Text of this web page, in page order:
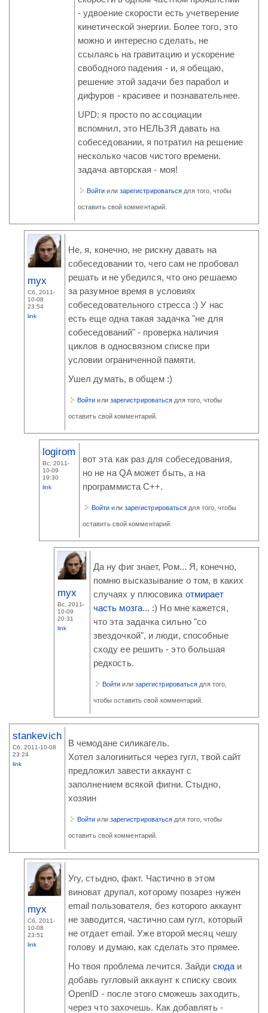
- удвоение скорости есть учетверение
кинетической энергии. Более того, это
можно и интересно сделать, не
ссылаясь на гравитацию и ускорение
свободного падения - и, я обещаю,
решение этой задачи без парабол и
дифуров - красивее и познавательнее.
UPD: я просто по ассоциации
вспомнил, это НЕЛЬЗЯ давать на
собеседовании, я потратил на решение
несколько часов чистого времени.
задача авторская - моя!
Войти или зарегистрироваться для того, чтобы
оставить свой комментарий.
myx
Сб, 2011-
10-08
23:54
link
Не, я, конечно, не рискну давать на
собеседовании то, чего сам не пробовал
решать и не убедился, что оно решаемо
за разумное время в условиях
собеседовательного стресса :) У нас
есть еще одна такая задачка "не для
собеседований" - проверка наличия
циклов в односвязном списке при
условии ограниченной памяти.
Ушел думать, в общем :)
Войти или зарегистрироваться для того, чтобы
оставить свой комментарий.
logirom
Вс, 2011-
10-09
19:30
link
вот эта как раз для собеседования,
но не на QA может быть, а на
программиста C++.
Войти или зарегистрироваться для того, чтобы
оставить свой комментарий.
myx
Вс, 2011-
10-09
20:31
link
Да ну фиг знает, Ром... Я, конечно,
помню высказывание о том, в каких
случаях у плюсовика отмирает
часть мозга... :) Но мне кажется,
что эта задачка сильно "со
звездочкой", и люди, способные
сходу ее решить - это большая
редкость.
Войти или зарегистрироваться для того,
чтобы оставить свой комментарий.
stankevich
Сб, 2011-10-08
23:24
link
В чемодане силикагель.
Хотел залогиниться через гугл, твой сайт
предложил завести аккаунт с
заполнением всякой фигни. Стыдно,
хозяин
Войти или зарегистрироваться для того, чтобы
оставить свой комментарий.
myx
Сб, 2011-
10-08
23:51
link
Угу, стыдно, факт. Частично в этом
виноват друпал, которому позарез нужен
email пользователя, без которого аккаунт
не заводится, частично сам гугл, который
не отдает email. Уже второй месяц чешу
голову и думаю, как сделать это прямее.
Но твоя проблема лечится. Зайди сюдаи
добавь гугловый аккаунт к списку своих
OpenID - после этого сможешь заходить,
через что захочешь. Как добавлять -